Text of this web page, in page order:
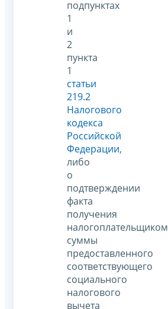
подпунктах
1
и
2
пункта
1
статьи
219.2
Налогового
кодекса
Российской
Федерации,
либо
о
подтверждении
факта
получения
налогоплательщиком
суммы
предоставленного
соответствующего
социального
налогового
вычета